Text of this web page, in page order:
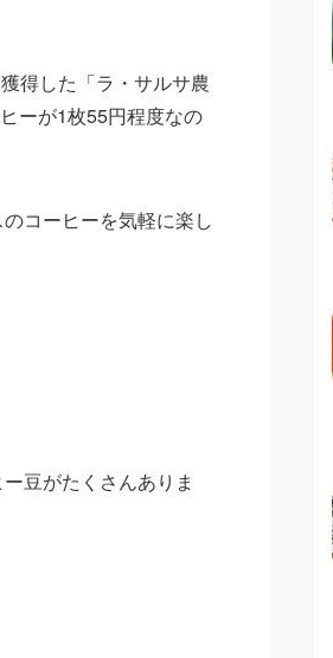
得した「ラ・サルサ農
ーが1枚55円程度なの
コーヒーを気軽に楽し
豆がたくさんありま